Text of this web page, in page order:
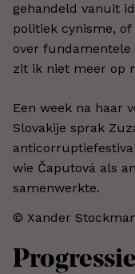
gehandeld vanuit
politiek cynisme,
over fundamentele
zit ik niet meer op
Een week na haar
Slovakije sprak
wie Čaputová als
samenwerkte.
© Xander